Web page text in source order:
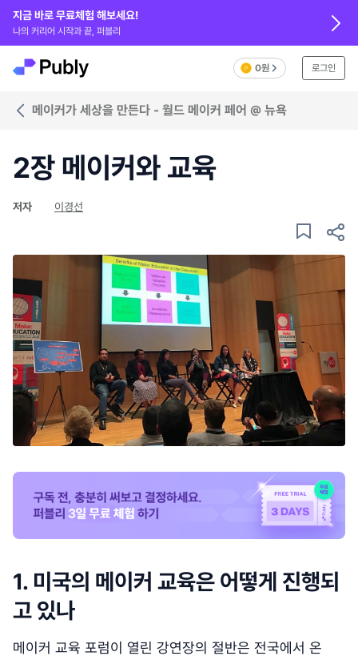
지금 바로 무료체험 해보세요!
나의 커리어 시작과 끝, 퍼블리
0원 로그인
메이커가 세상을 만든다 - 월드 메이커 페어 @ 뉴욕
2장 메이커와 교육
저자 이경선
1. 미국의 메이커 교육은 어떻게 진행되
고 있나
메이커 교육 포럼이 열린 강연장의 절반은 전국에서 온